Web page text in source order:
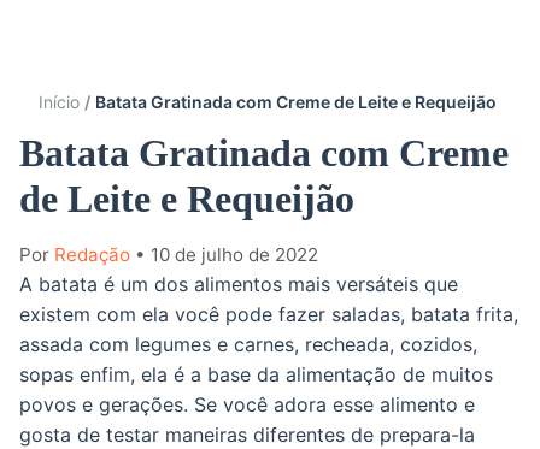
Início Batata Gratinada com Creme de Leite e Requeijão
Batata Gratinada com Creme
de Leite e Requeijão
Por Redação • 10 de julho de 2022
A batata é um dos alimentos mais versáteis que
existem com ela você pode fazer saladas, batata frita,
assada com legumes e carnes, recheada, cozidos,
sopas enfim, ela é a base da alimentação de muitos
povos e gerações. Se você adora esse alimento e
gosta de testar maneiras diferentes de prepara-la